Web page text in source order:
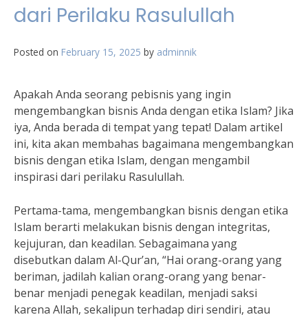
dari Perilaku Rasulullah
Posted on February 15, 2025 by adminnik
Apakah Anda seorang pebisnis yang ingin
mengembangkan bisnis Anda dengan etika Islam? Jika
iya, Anda berada di tempat yang tepat! Dalam artikel
ini, kita akan membahas bagaimana mengembangkan
bisnis dengan etika Islam, dengan mengambil
inspirasi dari perilaku Rasulullah.
Pertama-tama, mengembangkan bisnis dengan etika
Islam berarti melakukan bisnis dengan integritas,
kejujuran, dan keadilan. Sebagaimana yang
disebutkan dalam Al-Qur’an, “Hai orang-orang yang
beriman, jadilah kalian orang-orang yang benar-
benar menjadi penegak keadilan, menjadi saksi
karena Allah, sekalipun terhadap diri sendiri, atau